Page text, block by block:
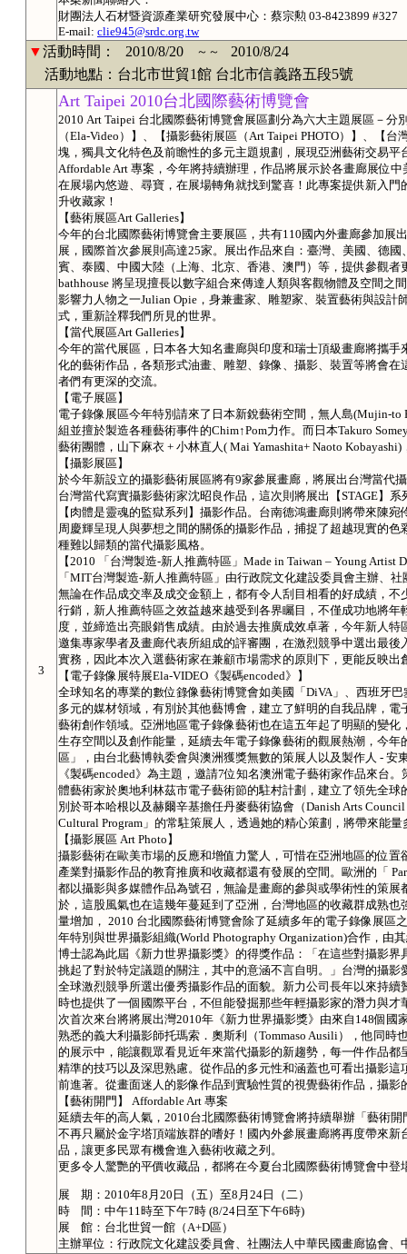
財團法人石材暨資源產業研究發展中心：蔡宗勲 03-8423899 #327
E-mail: clie945@srdc.org.tw
▼活動時間： 2010/8/20 ～～
2010/8/24
活動地點：台北市世貿1館 台北市信義路五段5號
3
Art Taipei 2010台北國際藝術博覽會
2010 Art Taipei 台北國際藝術博覽會展區劃分為六大主題展區－
（Ela-Video）】、【攝影藝術展區（Art Taipei PHOTO）】、【
塊，獨具文化特色及前瞻性的多元主題規劃，展現亞洲藝術交易
Affordable Art 專案，今年將持續辦理，作品將展示於各畫廊展位
在展場內悠遊、尋寶，在展場轉角就找到驚喜！此專案提供新入
升收藏家！
【藝術展區Art Galleries】
今年的台北國際藝術博覽會主要展區，共有110國內外畫廊參加展
展，國際首次參展則高達25家。展出作品來自：臺灣、美國、德
賓、泰國、中國大陸（上海、北京、香港、澳門）等，提供參觀
bathhouse 將呈現擅長以數字組合來傳達人類與客觀物體及空間之
影響力人物之一Julian Opie，身兼畫家、雕塑家、裝置藝術與設
式，重新詮釋我們所見的世界。
【當代展區Art Galleries】
今年的當代展區，日本各大知名畫廊與印度和瑞士頂級畫廊將攜
化的藝術作品，各類形式油畫、雕塑、錄像、攝影、裝置等將會
者們有更深的交流。
【電子展區】
電子錄像展區今年特別請來了日本新銳藝術空間，無人島(Mujin-to
組並擅於製造各種藝術事件的Chim↑Pom力作。而日本Takuro
藝術團體，山下麻衣 + 小林直人( Mai Yamashita+ Naoto
【攝影展區】
於今年新設立的攝影藝術展區將有9家參展畫廊，將展出台灣當代
台灣當代寫實攝影藝術家沈昭良作品，這次則將展出【STAGE】
【肉體是靈魂的監獄系列】攝影作品。台南德鴻畫廊則將帶來陳
周慶輝呈現人與夢想之間的關係的攝影作品，捕捉了超越現實的
種難以歸類的當代攝影風格。
【2010 「台灣製造-新人推薦特區」Made in Taiwan – Young Artist
「MIT台灣製造-新人推薦特區」由行政院文化建設委員會主辦、
無論在作品成交率及成交金額上，都有令人刮目相看的好成績，
行銷，新人推薦特區之效益越來越受到各界矚目，不僅成功地將
度，並締造出亮眼銷售成績。由於過去推廣成效卓著，今年新人
邀集專家學者及畫廊代表所組成的評審團，在激烈競爭中選出最
實務，因此本次入選藝術家在兼顧市場需求的原則下，更能反映出
【電子錄像展特展Ela-VIDEO《製碼encoded》】
全球知名的專業的數位錄像藝術博覽會如美國「DiVA」、西班牙
多元的媒材領域，有別於其他藝博會，建立了鮮明的自我品牌，
藝術創作領域。亞洲地區電子錄像藝術也在這五年起了明顯的變
生存空間以及創作能量，延續去年電子錄像藝術的觀展熱潮，今年
區」，由台北藝博執委會與澳洲獲獎無數的策展人以及製作人 - 安
《製碼encoded》為主題，邀請7位知名澳洲電子藝術家作品來台
體藝術家於奧地利林茲市電子藝術節的駐村計劃，建立了領先全
別於哥本哈根以及赫爾辛基擔任丹麥藝術協會（Danish Arts
Cultural Program」的常駐策展人，透過她的精心策劃，將帶來能
【攝影展區 Art Photo】
攝影藝術在歐美市場的反應和增值力驚人，可惜在亞洲地區的位
產業對攝影作品的教育推廣和收藏都還有發展的空間。歐洲的「
都以攝影與多媒體作品為號召，無論是畫廊的參與或學術性的策
於，這股風氣也在這幾年蔓延到了亞洲，台灣地區的收藏群成熟
量增加， 2010 台北國際藝術博覽會除了延續多年的電子錄像展區
年特別與世界攝影組織(World Photography Organization)合作，由
博士認為此屆《新力世界攝影獎》的得獎作品：「在這些對攝影
挑起了對於特定議題的關注，其中的意涵不言自明。」台灣的攝
全球激烈競爭所選出優秀攝影作品的面貌。新力公司長年以來持
時也提供了一個國際平台，不但能發掘那些年輕攝影家的潛力與
次首次來台將將展出灣2010年《新力世界攝影獎》由來自148個國
熟悉的義大利攝影師托瑪索．奧斯利（Tommaso Ausili），他同時
的展示中，能讓觀眾看見近年來當代攝影的新趨勢，每一件作品
精準的技巧以及深思熟慮。從作品的多元性和涵蓋也可看出攝影
前進著。從畫面迷人的影像作品到實驗性質的視覺藝術作品，攝
【藝術開門】 Affordable Art 專案
延續去年的高人氣，2010台北國際藝術博覽會將持續舉辦「藝術
不再只屬於金字塔頂端族群的嗜好！國內外參展畫廊將再度帶來
品，讓更多民眾有機會進入藝術收藏之列。
更多令人驚艷的平價收藏品，都將在今夏台北國際藝術博覽會中登
展 期：2010年8月20日（五）至8月24日（二）
時 間：中午11時至下午7時 (8/24日至下午6時)
展 館：台北世貿一館（A+D區）
主辦單位：行政院文化建設委員會、社團法人中華民國畫廊協會、